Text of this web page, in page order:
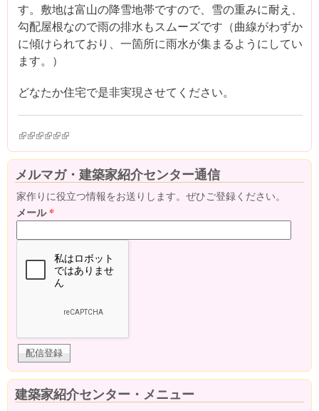
す。敷地は富山の降雪地帯ですので、雪の重みに耐え、
勾配屋根なので雨の排水もスムーズです（曲線がわずか
に傾けられており、一箇所に雨水が集まるようにしてい
ます。）
どなたか住宅で是非実現させてください。
(link is external)
(link is external)
(link is external)
(link is external)
(link is external)
(link is external)
メルマガ・建築家紹介センター通信
家作りに役立つ情報をお送りします。ぜひご登録ください。
メール*
建築家紹介センター・メニュー